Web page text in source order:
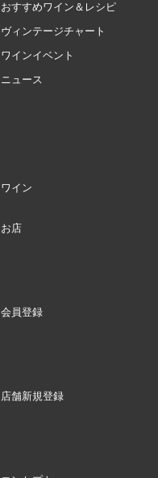
おすすめワイン＆レシピ
ヴィンテージチャート
ワインイベント
ニュース
ワイン
お店
会員登録
店舗新規登録